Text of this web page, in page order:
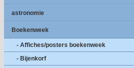
astronomie
Boekenweek
- Affiches/posters boekenweek
- Bijenkorf